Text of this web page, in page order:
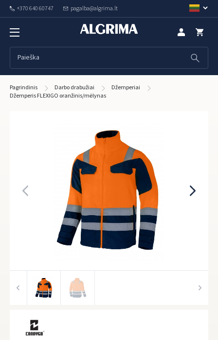
+370 640 60747 pagalba@algrima.lt
Pagrindinis Darbo drabužiai
Džemperiai
Džemperis FLEXIGO oranžinis/mėlynas